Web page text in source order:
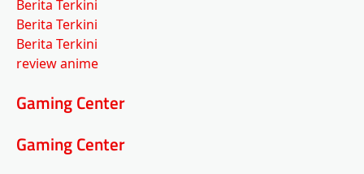
Berita Terkini
Berita Terkini
Berita Terkini
review anime
Gaming Center
Gaming Center